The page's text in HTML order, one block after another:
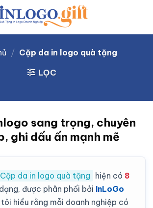
/ Cặp da in logo quà tặng
LỌC
sang trọng, chuyên
ghi dấu ấn mạnh mẽ
Cặp da in logo quà tặng hiện có 8
được phân phối bởi InLoGo
tôi hiểu rằng mỗi doanh nghiệp có